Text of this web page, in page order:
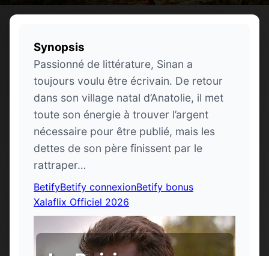
Synopsis
Passionné de littérature, Sinan a
toujours voulu être écrivain. De retour
dans son village natal d’Anatolie, il met
toute son énergie à trouver l’argent
nécessaire pour être publié, mais les
dettes de son père finissent par le
rattraper…
BetifyBetify connexionBetify bonus
Xalaflix Officiel 2026